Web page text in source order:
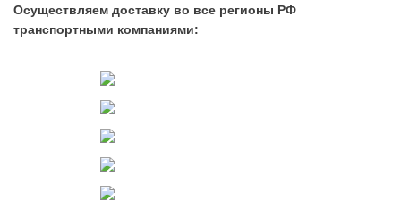
Осуществляем доставку во все регионы РФ
транспортными компаниями: